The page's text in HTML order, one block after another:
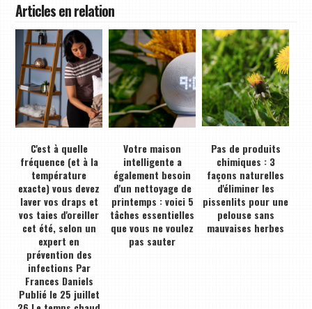
Articles en relation
C'est à quelle
fréquence (et à la
température
exacte) vous devez
laver vos draps et
vos taies d'oreiller
cet été, selon un
expert en
prévention des
infections Par
Frances Daniels
Publié le 25 juillet
Votre maison
intelligente a
également besoin
d'un nettoyage de
printemps : voici 5
tâches essentielles
que vous ne voulez
pas sauter
Pas de produits
chimiques : 3
façons naturelles
d'éliminer les
pissenlits pour une
pelouse sans
mauvaises herbes